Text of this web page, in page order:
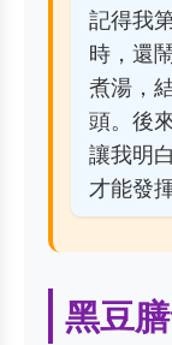
記得我
時，還
煮湯，
頭。後
讓我明
才能發
黑豆